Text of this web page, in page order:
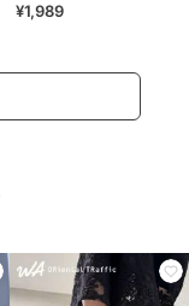
ザーUVパーカー 全4色
¥1,989